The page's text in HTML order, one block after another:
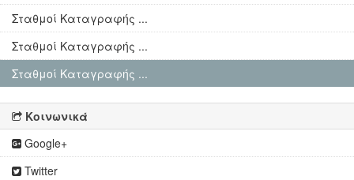
Σταθμοί Καταγραφής ...
Σταθμοί Καταγραφής ...
Σταθμοί Καταγραφής ...
Κοινωνικά
Google+
Twitter